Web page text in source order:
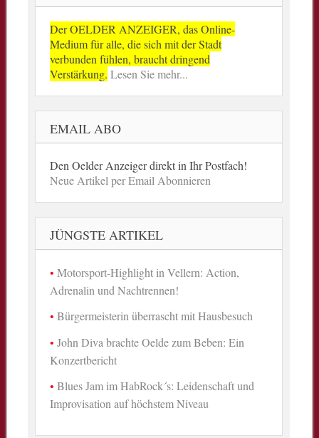
Der OELDER ANZEIGER, das Online-
Medium für alle, die sich mit der Stadt
verbunden fühlen, braucht dringend
Verstärkung. Lesen Sie mehr...
EMAIL ABO
Den Oelder Anzeiger direkt in Ihr Postfach!
Neue Artikel per Email Abonnieren
JÜNGSTE ARTIKEL
Motorsport-Highlight in Vellern: Action,
Adrenalin und Nachtrennen!
Bürgermeisterin überrascht mit Hausbesuch
John Diva brachte Oelde zum Beben: Ein
Konzertbericht
Blues Jam im HabRock´s: Leidenschaft und
Improvisation auf höchstem Niveau